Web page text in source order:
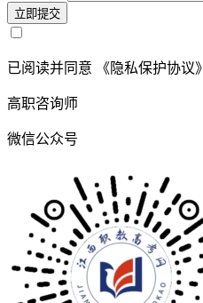
立即提交
已阅读并同意 《隐私保护协议》
高职咨询师
微信公众号